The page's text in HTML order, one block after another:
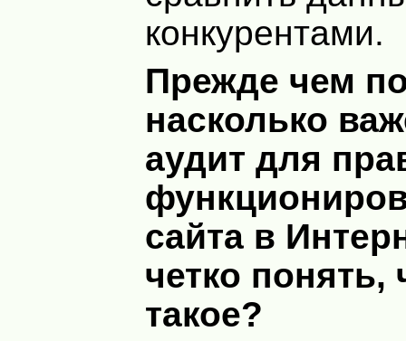
конкурентами.
Прежде чем
насколько
аудит для
сайта в
четко понять,
такое?